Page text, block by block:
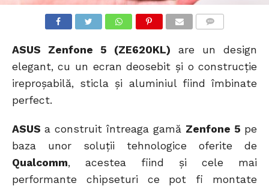
ASUS Zenfone 5 (ZE620KL) are un design
elegant, cu un ecran deosebit și o construcție
ireproșabilă, sticla și aluminiul fiind îmbinate
perfect.
ASUS a construit întreaga gamă Zenfone 5 pe
baza unor soluții tehnologice oferite de
Qualcomm, acestea fiind și cele mai
performante chipseturi ce pot fi montate